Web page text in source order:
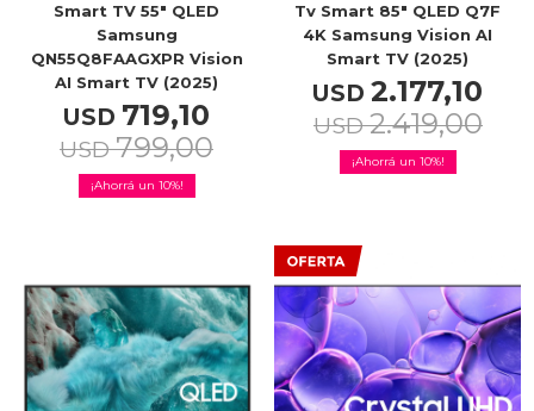
Smart TV 55" QLED
Samsung
QN55Q8FAAGXPR Vision
AI Smart TV (2025)
USD 719,10
USD 799,00
10
Tv Smart 85" QLED Q7F
4K Samsung Vision AI
Smart TV (2025)
USD 2.177,10
USD 2.419,00
10